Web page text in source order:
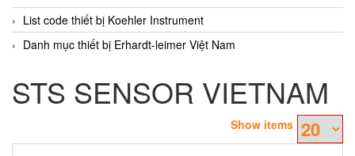
List code thiết bị Koehler Instrument
Danh mục thiết bị Erhardt-leimer Việt Nam
STS SENSOR VIETNAM
Show items